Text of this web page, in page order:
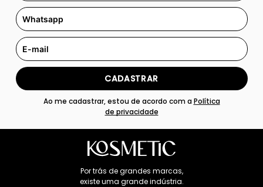
CADASTRAR
Ao me cadastrar, estou de acordo com aPolítica
de privacidade
Por trás de grandes marcas,
existe uma grande indústria.